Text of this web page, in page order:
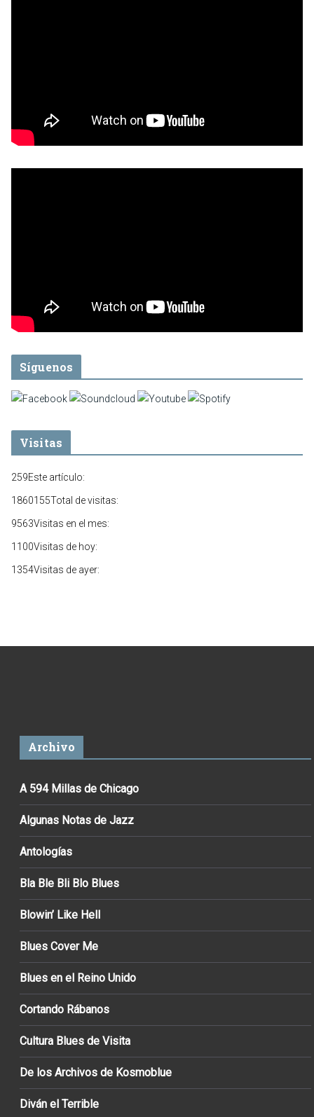
Síguenos
Visitas
259Este artículo:
1860155Total de visitas:
9563Visitas en el mes:
1100Visitas de hoy:
1354Visitas de ayer:
Archivo
A 594 Millas de Chicago
Algunas Notas de Jazz
Antologías
Bla Ble Bli Blo Blues
Blowin’ Like Hell
Blues Cover Me
Blues en el Reino Unido
Cortando Rábanos
Cultura Blues de Visita
De los Archivos de Kosmoblue
Diván el Terrible